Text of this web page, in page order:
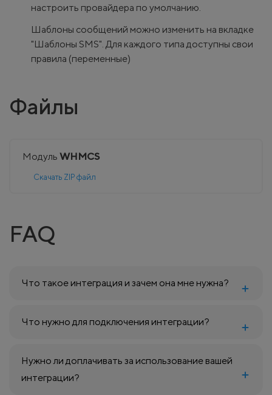
настроить провайдера по умолчанию.
Шаблоны сообщений можно изменить на вкладке
"Шаблоны SMS". Для каждого типа доступны свои
правила (переменные)
Файлы
Модуль WHMCS
Скачать ZIP файл
FAQ
Что такое интеграция и зачем она мне нужна?
Что нужно для подключения интеграции?
Нужно ли доплачивать за использование вашей
интеграции?